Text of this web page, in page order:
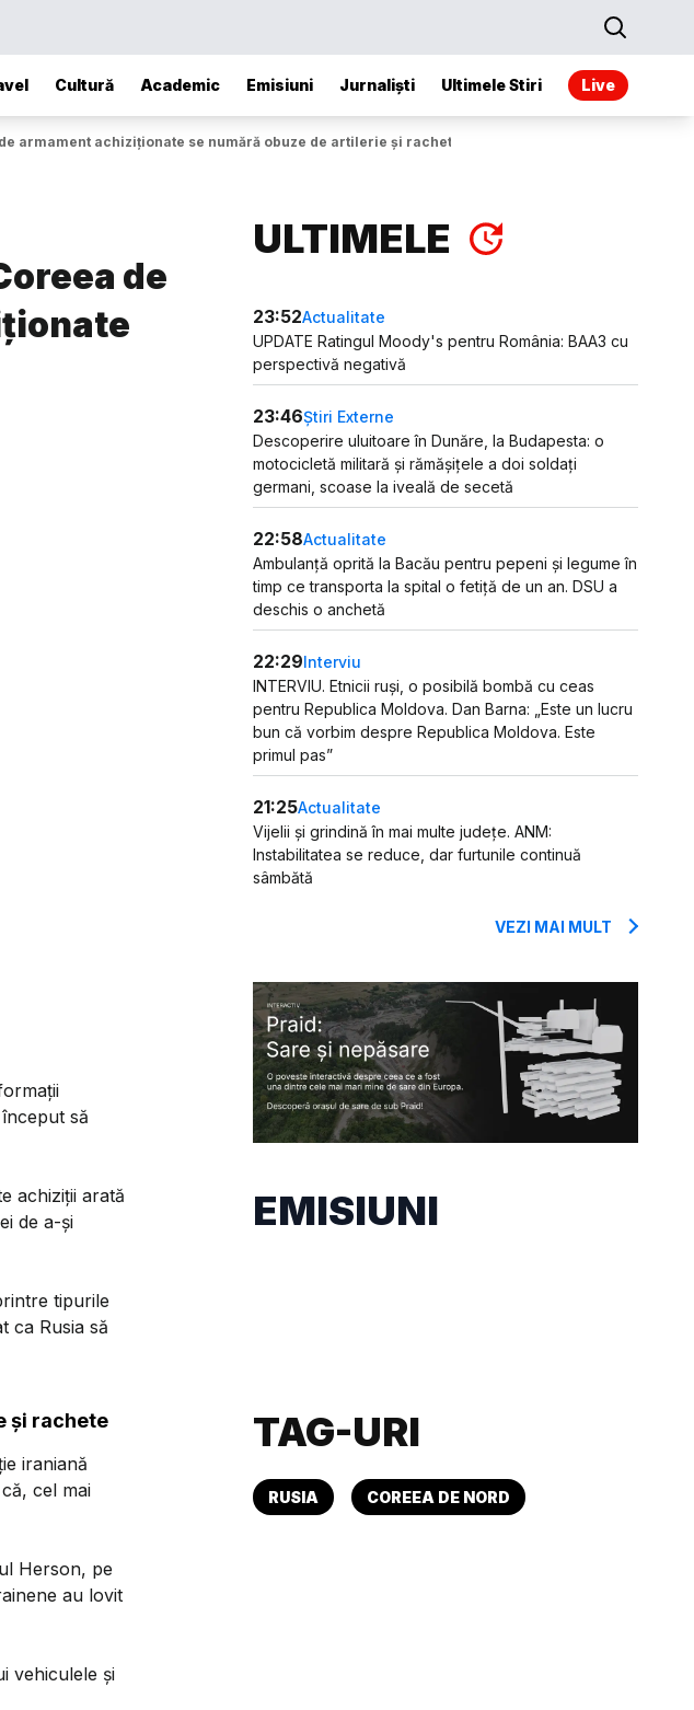
Cultură Academic Emisiuni Jurnaliști Ultimele Stiri Live
armament achiziţionate se numără obuze de artilerie şi rachete
de
să
achiziţii arată
de a-şi
tipurile
ca Rusia să
şi rachete
iraniană
cel mai
Herson, pe
au lovit
vehiculele şi
ULTIMELE
23:52Actualitate
UPDATE Ratingul Moody's pentru România: BAA3 cu
perspectivă negativă
23:46Știri Externe
Descoperire uluitoare în Dunăre, la Budapesta: o
motocicletă militară și rămășițele a doi soldați
germani, scoase la iveală de secetă
22:58Actualitate
Ambulanță oprită la Bacău pentru pepeni și legume în
timp ce transporta la spital o fetiță de un an. DSU a
deschis o anchetă
22:29Interviu
INTERVIU. Etnicii ruși, o posibilă bombă cu ceas
pentru Republica Moldova. Dan Barna: „Este un lucru
bun că vorbim despre Republica Moldova. Este
primul pas”
21:25Actualitate
Vijelii și grindină în mai multe județe. ANM:
Instabilitatea se reduce, dar furtunile continuă
sâmbătă
VEZI MAI MULT
EMISIUNI
TAG-URI
RUSIA COREEA DE NORD